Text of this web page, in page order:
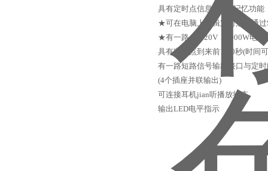
具有定时点信息掉 电记忆功能
★可在电脑上编辑定时点，通
★有一路AC220V，2000W电源
具有定时点到来前1-60秒(时间
有一路短路信号输出接口与定
(4个插座并联输出)
可连接耳机jian听播放状态
输出LED电平指示